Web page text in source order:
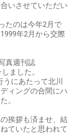
いさせていただい
たのは今年2月で
年2月から交際
真週刊誌
ました。
うにあたって北川
ィングの合間にハ
。
挨拶も済ませ、結
ていたと思われて